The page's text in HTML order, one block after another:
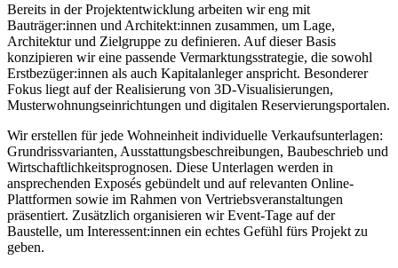
Bereits in der Projektentwicklung arbeiten wir eng mit
Bauträger:innen und Architekt:innen zusammen, um Lage,
Architektur und Zielgruppe zu definieren. Auf dieser Basis
konzipieren wir eine passende Vermarktungsstrategie, die sowohl
Erstbezüger:innen als auch Kapitalanleger anspricht. Besonderer
Fokus liegt auf der Realisierung von 3D-Visualisierungen,
Musterwohnungseinrichtungen und digitalen Reservierungsportalen.
Wir erstellen für jede Wohneinheit individuelle Verkaufsunterlagen:
Grundrissvarianten, Ausstattungsbeschreibungen, Baubeschrieb und
Wirtschaftlichkeitsprognosen. Diese Unterlagen werden in
ansprechenden Exposés gebündelt und auf relevanten Online-
Plattformen sowie im Rahmen von Vertriebsveranstaltungen
präsentiert. Zusätzlich organisieren wir Event-Tage auf der
Baustelle, um Interessent:innen ein echtes Gefühl fürs Projekt zu
geben.